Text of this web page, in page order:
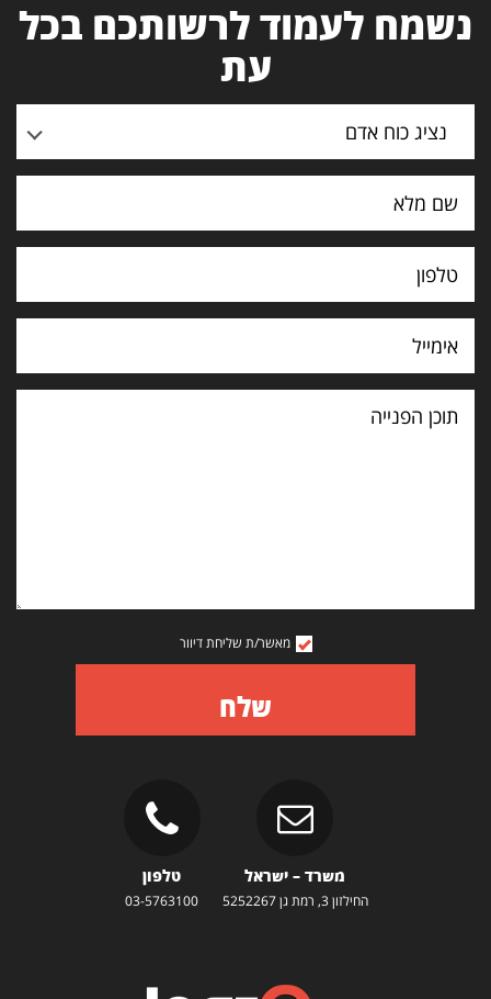
נשמח לעמוד לרשותכם בכל
עת
נציג כוח אדם
תוכן
הפנייה
מאשר/ת שליחת דיוור
שלח
משרד – ישראל
החילזון 3, רמת גן 5252267
טלפון
03-5763100